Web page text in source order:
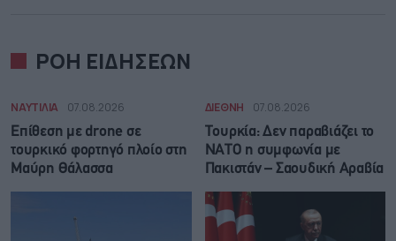
ΡΟΗ ΕΙΔΗΣΕΩΝ
ΝΑΥΤΙΛΙΑ 07.08.2026
Επίθεση με drone σε
τουρκικό φορτηγό πλοίο στη
Μαύρη Θάλασσα
ΔΙΕΘΝΗ 07.08.2026
Τουρκία: Δεν παραβιάζει το
ΝΑΤΟ η συμφωνία με
Πακιστάν – Σαουδική Αραβία